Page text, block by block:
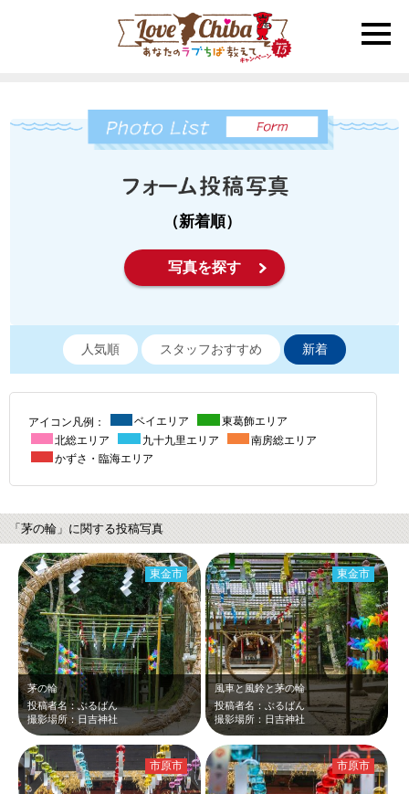
toggle
（新着順）
写真を探す
人気順 スタッフおすすめ 新着
アイコン凡例： ベイエリア
東葛飾エリア
北総エリア
九十九里エリア
南房総エリア
かずさ・臨海エリア
「茅の輪」に関する投稿写真
茅の輪
投稿者名：ぶるばん
撮影場所：日吉神社
東金市
風車と風鈴と茅の輪
投稿者名：ぶるばん
撮影場所：日吉神社
東金市
市原市 市原市